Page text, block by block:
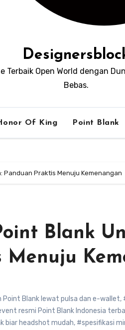
Terbaik Open World dengan
Bebas.
Of King Point Blank
Panduan Praktis Menuju Kemenangan
Blank
Menuju
Point Blank lewat pulsa dan e-wallet,
resmi Point Blank Indonesia
biar headshot mudah, #spesifikasi